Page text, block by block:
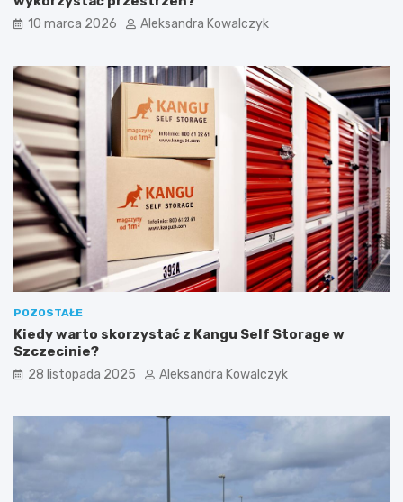
e
n
a
r
o
w
e
r
a
c
h
p
o
P
o
o
r
z
u
y
h
u
r
o
d
z
i
n
p
r
a
c
o
w
i
„
Ś
w
10 marca 2026 Aleksandra Kowalczyk
POZOSTAŁE
Kiedy warto skorzystać z Kangu Self Storage w
Szczecinie?
28 listopada 2025 Aleksandra Kowalczyk